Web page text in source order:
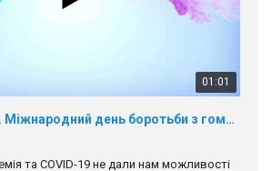
01:01
17 травня IDAHO. Міжнародний день боротьби з гомофобією трансфобією і біфобія.
та COVІD-19 не дали нам можливості